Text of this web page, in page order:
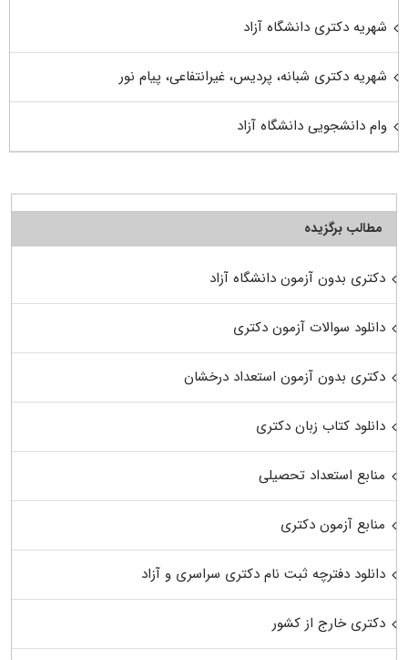
شهریه دکتری دانشگاه آزاد
شهریه دکتری شبانه، پردیس، غیرانتفاعی، پیام نور
وام دانشجویی دانشگاه آزاد
مطالب برگزیده
دکتری بدون آزمون دانشگاه آزاد
دانلود سوالات آزمون دکتری
دکتری بدون آزمون استعداد درخشان
دانلود کتاب زبان دکتری
منابع استعداد تحصیلی
منابع آزمون دکتری
دانلود دفترچه ثبت نام دکتری سراسری و آزاد
دکتری خارج از کشور